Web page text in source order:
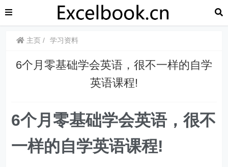
主页 学习资料
6个月零基础学会英语，很不一样的自学
英语课程!
6个月零基础学会英语，很不
一样的自学英语课程!